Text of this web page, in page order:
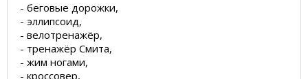
- беговые дорожки,
- эллипсоид,
- велотренажёр,
- тренажёр Смита,
- жим ногами,
- кроссовер,